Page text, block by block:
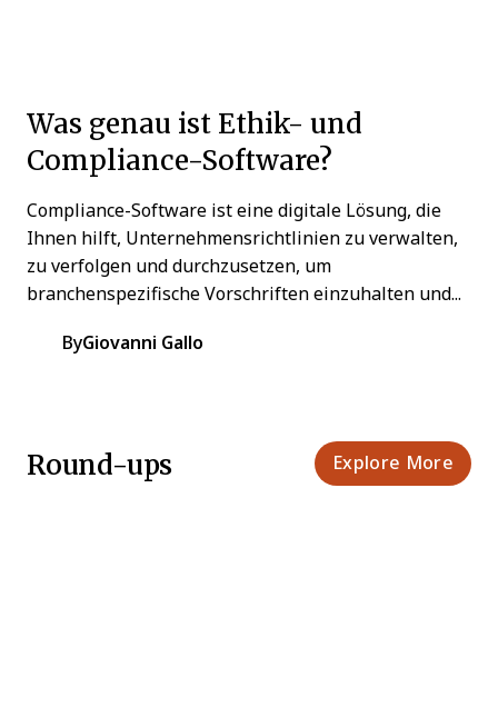
Was genau ist Ethik- und
Compliance-Software?
Compliance-Software ist eine digitale Lösung, die
Ihnen hilft, Unternehmensrichtlinien zu verwalten,
zu verfolgen und durchzusetzen, um
branchenspezifische Vorschriften einzuhalten und...
ByGiovanni Gallo
Round-ups Explore More